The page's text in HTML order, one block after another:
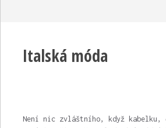
Italská móda
Není nic zvláštního, když kabelku,